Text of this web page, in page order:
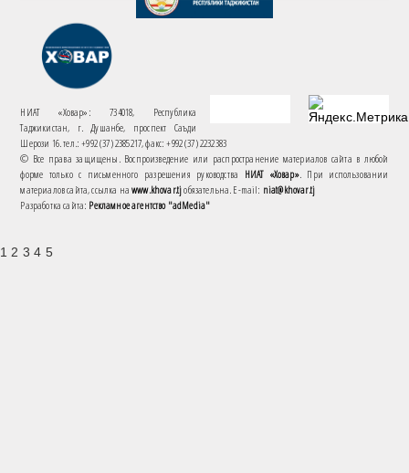
НИАТ «Ховар»: 734018, Республика
Таджикистан, г. Душанбе, проспект Саъди
Шерози 16. тел.: +992 (37) 2385217, факс: +992 (37) 2232383
© Все права защищены. Воспроизведение или распространение материалов сайта в любой
форме только с письменного разрешения руководства НИАТ «Ховар». При использовании
материалов сайта, ссылка наwww.khovar.tjобязательна. E-mail: niat@khovar.tj
Разработка сайта: Рекламное агентство "adMedia"
1 2 3 4 5